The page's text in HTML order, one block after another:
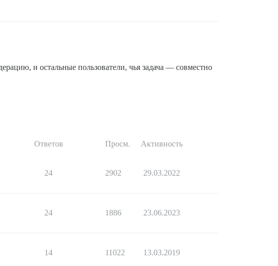
и остальные пользователи, чья задача — совместно
Ответов Просм. Активность
24 2902 29.03.2022
24 1886 23.06.2023
14 11022 13.03.2019